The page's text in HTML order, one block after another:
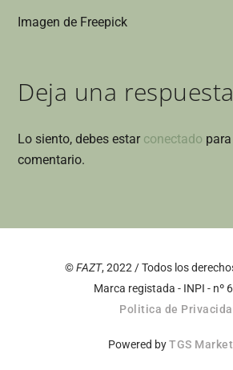
Imagen de Freepick
Deja una respuesta
Lo siento, debes estar conectado
comentario.
To
Top
©FAZT, 2022 / Todos los
Marca registada - INPI - nº
Politica de
Powered byTGS